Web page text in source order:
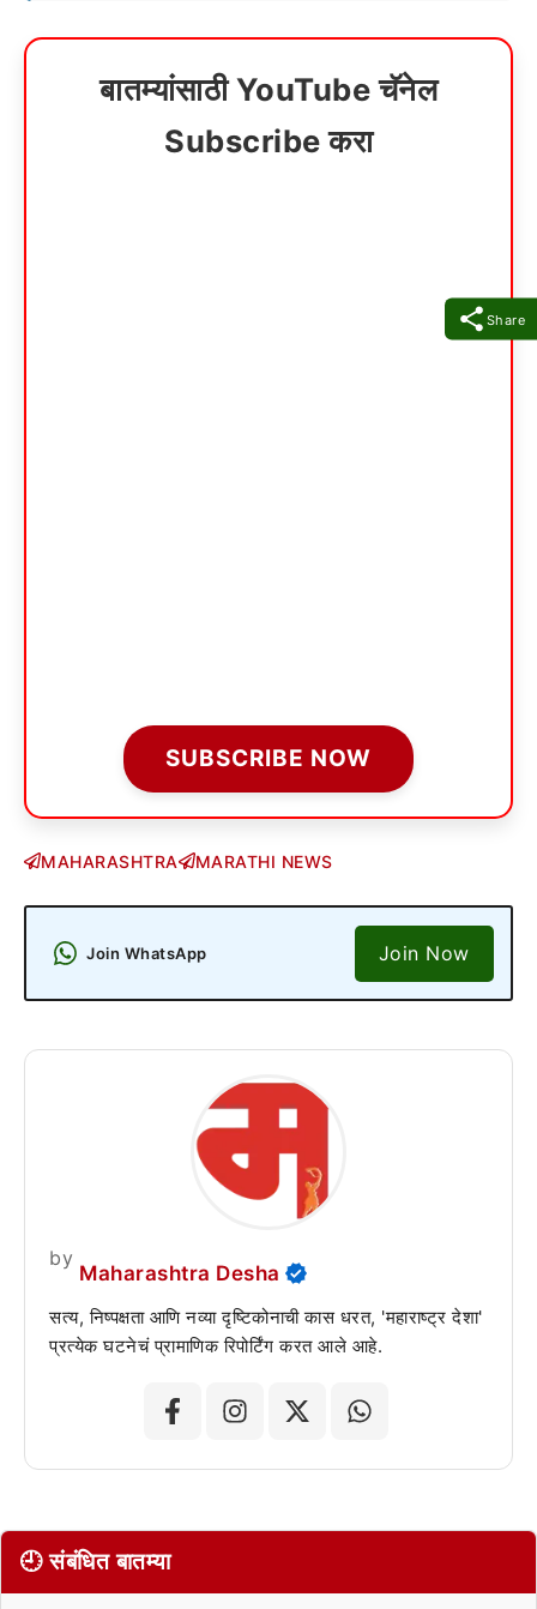
Share
बातम्यांसाठी YouTube चॅनेल
Subscribe करा
SUBSCRIBE NOW
MAHARASHTRA MARATHI NEWS
Join WhatsApp Join Now
by
Maharashtra Desha
सत्य, निष्पक्षता आणि नव्या दृष्टिकोनाची कास धरत, 'महाराष्ट्र देशा'
प्रत्येक घटनेचं प्रामाणिक रिपोर्टिंग करत आले आहे.
🕘 संबंधित बातम्या